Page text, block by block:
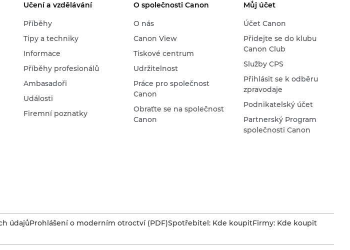
Učení a vzdělávání
Příběhy
Tipy a techniky
Informace
Příběhy profesionálů
Ambasadoři
Události
Firemní poznatky
O společnosti Canon
O nás
Canon View
Tiskové centrum
Udržitelnost
Práce pro společnost
Canon
Obraťte se na společnost
Canon
Můj účet
Účet Canon
Přidejte se do klubu
Canon Club
Služby CPS
Přihlásit se k odběru
zpravodaje
Podnikatelský účet
Partnerský Program
společnosti Canon
údajůProhlášení o moderním otroctví (PDF)Spotřebitel: Kde koupitFirmy: Kde koupit